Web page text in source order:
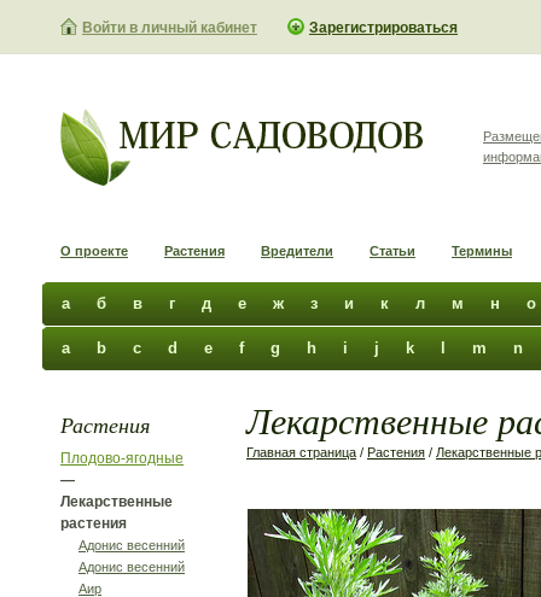
Войти в личный кабинет Зарегистрироваться
О проекте Растения Вредители Статьи Термины
а б в г д е ж з и к л м н о
a b c d e f g h i j k m n
Растения
Плодово-ягодные
—
Лекарственные
растения
Адонис весенний
Адонис весенний
Аир
Лекарственные
Главная страница / Растения / Лекарственные